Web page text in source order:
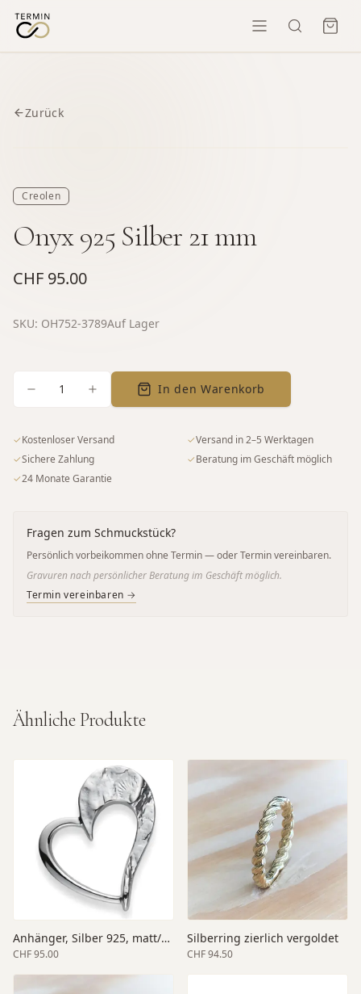
Zurück
Creolen
Onyx 925 Silber 21 mm
CHF 95.00
SKU: OH752-3789Auf Lager
1 In den Warenkorb
✓Kostenloser Versand ✓Versand in 2–5 Werktagen
✓Sichere Zahlung ✓Beratung im Geschäft möglich
✓24 Monate Garantie
Fragen zum Schmuckstück?
Persönlich vorbeikommen ohne Termin — oder Termin vereinbaren.
Gravuren nach persönlicher Beratung im Geschäft möglich.
Termin vereinbaren →
Ähnliche Produkte
Anhänger, Silber 925, matt/poliert
CHF 95.00
Silberring zierlich vergoldet
CHF 94.50